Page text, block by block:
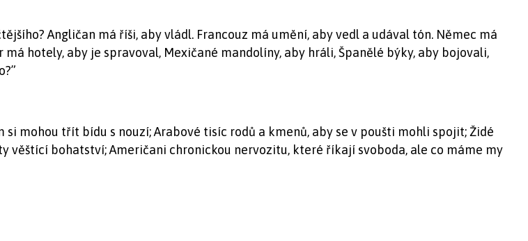
Angličan má říši, aby vládl. Francouz má umění, aby vedl a udával tón. Němec má
hotely, aby je spravoval, Mexičané mandolíny, aby hráli, Španělé býky, aby bojovali,
si mohou třít bídu s nouzí; Arabové tisíc rodů a kmenů, aby se v poušti mohli spojit; Židé
bohatství; Američani chronickou nervozitu, které říkají svoboda, ale co máme my